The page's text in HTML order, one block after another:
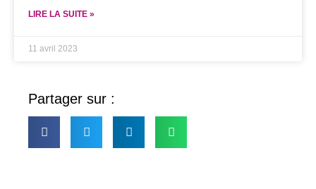
LIRE LA SUITE »
11 avril 2023
Partager sur :